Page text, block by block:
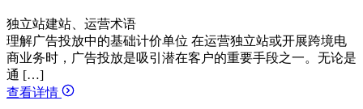
独立站建站、运营术语
理解广告投放中的基础计价单位 在运营独立站或开展跨境电
商业务时，广告投放是吸引潜在客户的重要手段之一。无论是
通 […]
查看详情